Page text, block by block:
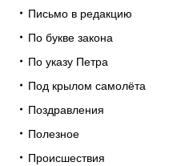
Письмо в редакцию
По букве закона
По указу Петра
Под крылом самолёта
Поздравления
Полезное
Происшествия